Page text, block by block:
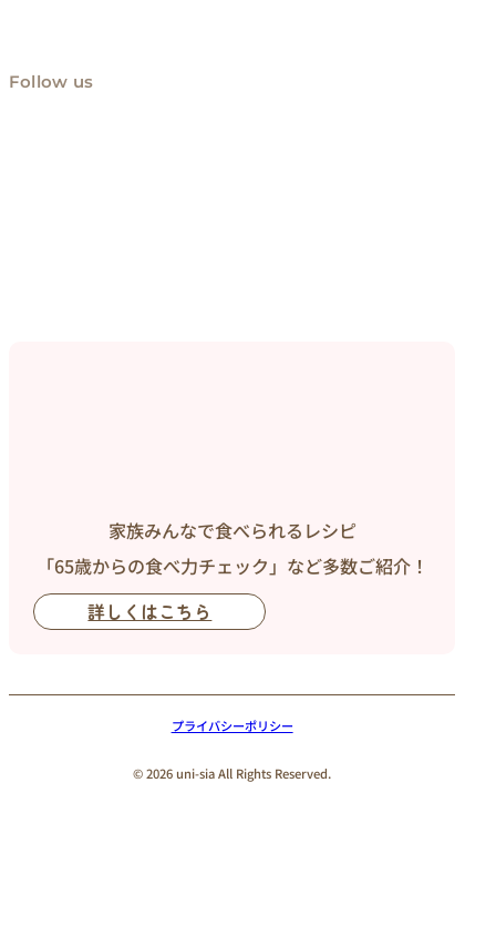
Follow us
家族みんなで食べられるレシピ
「65歳からの食べ力チェック」など多数ご紹介！
詳しくはこちら
プライバシーポリシー
© 2026 uni-sia All Rights Reserved.